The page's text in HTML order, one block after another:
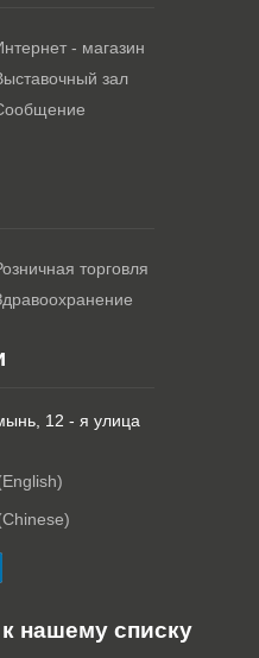
- магазин
зал
торговля
12 - я улица
нашему списку